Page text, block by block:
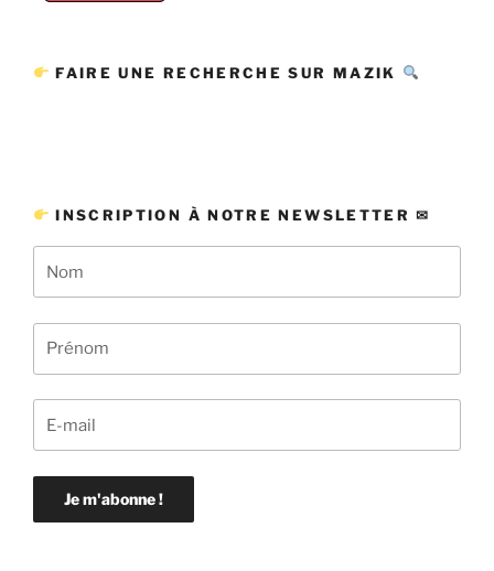
FAIRE UNE RECHERCHE SUR MAZIK
INSCRIPTION À NOTRE NEWSLETTER ✉